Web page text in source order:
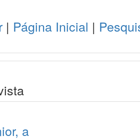
| Página Inicial |
a